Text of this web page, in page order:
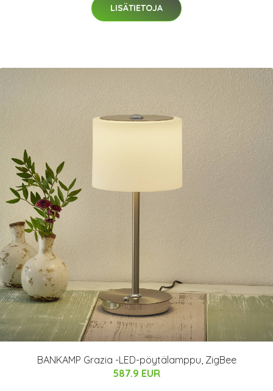
LISÄTIETOJA
BANKAMP Grazia -LED-pöytälamppu, ZigBee
587.9 EUR